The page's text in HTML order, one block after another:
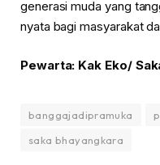
generasi muda yang
nyata bagi masyarakat
Pewarta: Kak Eko/
banggajadipramuka
saka bhayangkara